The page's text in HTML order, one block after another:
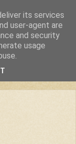
its services
user-agent are
and security
usage